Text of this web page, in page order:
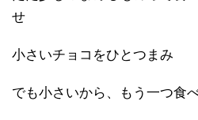
せ
小さいチョコをひとつまみ
でも小さいから、もう一つ食